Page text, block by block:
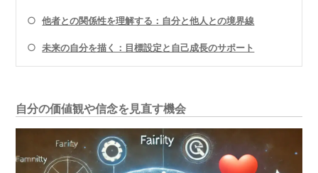
○他者との関係性を理解する：自分と他人との境界線
○未来の自分を描く：目標設定と自己成長のサポート
自分の価値観や信念を見直す機会